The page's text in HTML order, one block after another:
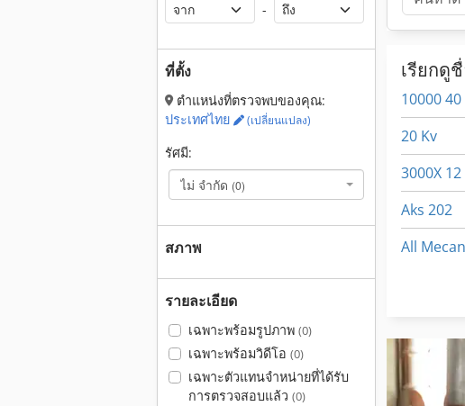
-
ที่ตั้ง
ตำแหน่งที่ตรวจพบของคุณ:
ประเทศไทย
(เปลี่ยนแปลง)
รัศมี:
ไม่ จำกัด (0)
สภาพ
รายละเอียด
เฉพาะพร้อมรูปภาพ (0)
เฉพาะพร้อมวิดีโอ (0)
เฉพาะตัวแทนจำหน่ายที่ได้รับ
การตรวจสอบแล้ว (0)
เรียกดู
10000 40
20 Kv
3000X 12
Aks 202
All
Dws
Dws 200